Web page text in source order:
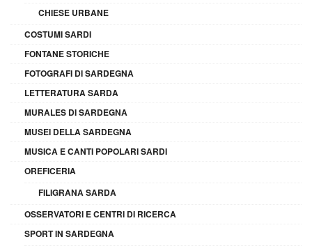
CHIESE URBANE
COSTUMI SARDI
FONTANE STORICHE
FOTOGRAFI DI SARDEGNA
LETTERATURA SARDA
MURALES DI SARDEGNA
MUSEI DELLA SARDEGNA
MUSICA E CANTI POPOLARI SARDI
OREFICERIA
FILIGRANA SARDA
OSSERVATORI E CENTRI DI RICERCA
SPORT IN SARDEGNA